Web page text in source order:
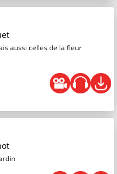
aussi celles de la fleur